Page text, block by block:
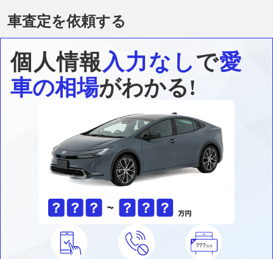
車査定を依頼する
個人情報入力なしで愛
車の相場がわかる!